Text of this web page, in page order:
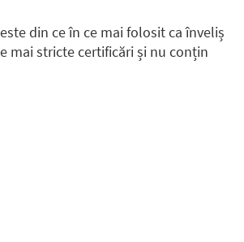
din ce în ce mai folosit ca înveliș
mai stricte certificări și nu conțin